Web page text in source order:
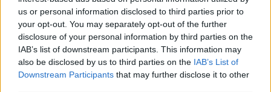
us or personal information disclosed to third parties prior to
your opt-out. You may separately opt-out of the further
disclosure of your personal information by third parties on the
IAB’s list of downstream participants. This information may
also be disclosed by us to third parties on the IAB’s List of
Downstream Participants that may further disclose it to other